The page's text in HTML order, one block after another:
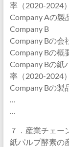
率（2020-2024）
Company Aの製
Company B
Company Bの会
Company Bの概
Company Bの紙
率（2020-2024）
Company Bの製
…
…
７．産業チェー
紙パルプ酵素の